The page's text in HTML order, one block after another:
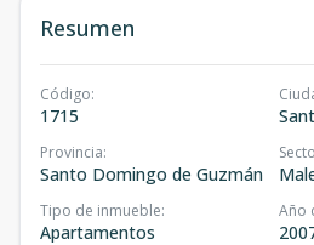
Resumen
Código:
1715
Provincia:
Santo Domingo de Guzmán
Tipo de inmueble:
Apartamentos
Año